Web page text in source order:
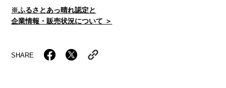
※ふるさとあっ晴れ認定と
企業情報・販売状況について ＞
SHARE